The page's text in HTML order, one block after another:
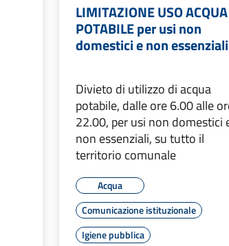
LIMITAZIONE USO ACQUA
POTABILE per usi non
domestici e non essenziali
Divieto di utilizzo di acqua
potabile, dalle ore 6.00 alle
22.00, per usi non domestici
non essenziali, su tutto il
territorio comunale
Acqua
Comunicazione istituzionale
Igiene pubblica